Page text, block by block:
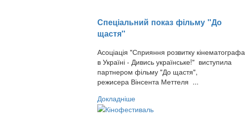
Спеціальний показ фільму "До
щастя"
Асоціація "Сприяння розвитку кінематографа
в Україні - Дивись українське!" виступила
партнером фільму "До щастя",
режисера Вінсента Меттеля ...
Докладніше